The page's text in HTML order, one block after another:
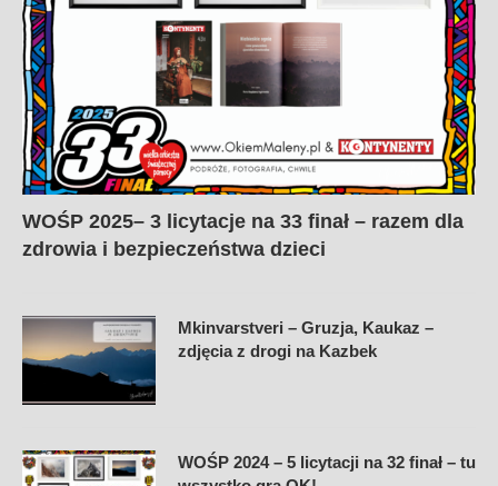
WOŚP 2025– 3 licytacje na 33 finał – razem dla
zdrowia i bezpieczeństwa dzieci
Mkinvarstveri – Gruzja, Kaukaz –
zdjęcia z drogi na Kazbek
WOŚP 2024 – 5 licytacji na 32 finał – tu